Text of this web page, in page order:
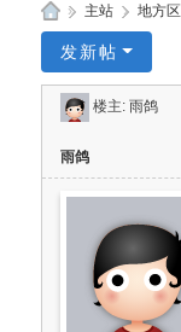
联
» 主站 › 地方区
发新帖
楼主: 雨鸽
雨鸽